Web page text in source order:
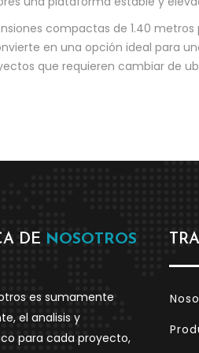
compactas de 1.40
en una opción ideal para
que requieren cambiar de
DE NOSOTROS
es sumamente
el analisis y
para cada proyecto,